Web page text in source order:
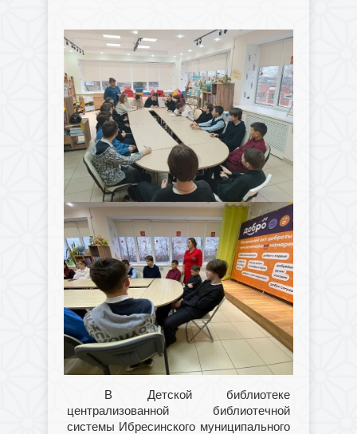
В Детской библиотеке
централизованной библиотечной
системы Ибресинского муниципального